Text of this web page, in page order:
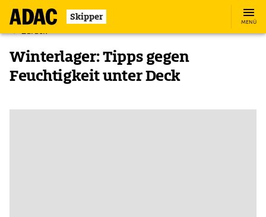
Skipper MENÜ
Zurück
Winterlager: Tipps gegen
Feuchtigkeit unter Deck